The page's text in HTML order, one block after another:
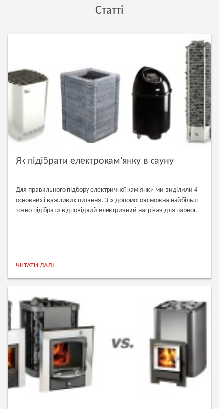
Статті
Як підібрати електрокам'янку в сауну
Для правильного підбору електричної кам'янки ми виділили 4
основних і важливих питання. З їх допомогою можна найбільш
точно підібрати відповідний електричний нагрівач для парної.
ЧИТАТИ ДАЛІ